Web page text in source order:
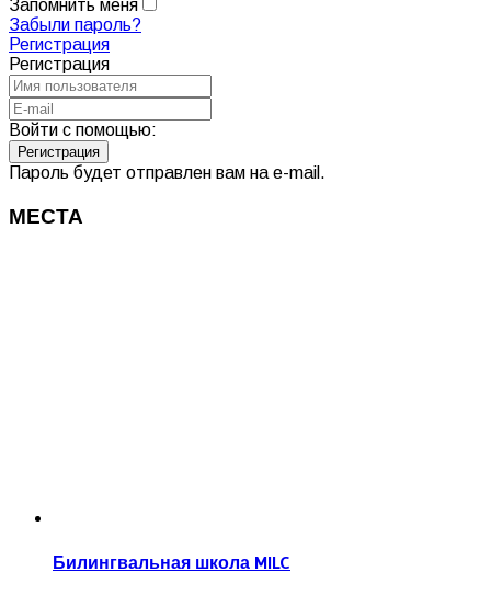
Запомнить меня
Забыли пароль?
Регистрация
Регистрация
Войти с помощью:
Пароль будет отправлен вам на e-mail.
МЕСТА
Билингвальная школа MILC